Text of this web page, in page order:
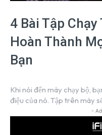
4 Bài Tập
Hoàn Thành
Bạn
Khi nói đến máy chạy bộ,
điệu của nó. Tập trên máy
-